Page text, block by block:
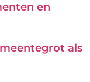
en
als